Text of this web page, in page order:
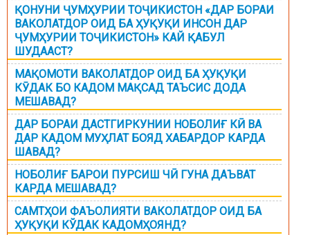
ҚОНУНИ ҶУМҲУРИИ ТОҶИКИСТОН «ДАР БОРАИ
ВАКОЛАТДОР ОИД БА ҲУҚУҚИ ИНСОН ДАР
ҶУМҲУРИИ ТОҶИКИСТОН» КАЙ ҚАБУЛ
ШУДААСТ?
МАҚОМОТИ ВАКОЛАТДОР ОИД БА ҲУҚУҚИ
КӮДАК БО КАДОМ МАҚСАД ТАЪСИС ДОДА
МЕШАВАД?
ДАР БОРАИ ДАСТГИРКУНИИ НОБОЛИҒ КӢ ВА
ДАР КАДОМ МУҲЛАТ БОЯД ХАБАРДОР КАРДА
ШАВАД?
НОБОЛИҒ БАРОИ ПУРСИШ ЧӢ ГУНА ДАЪВАТ
КАРДА МЕШАВАД?
САМТҲОИ ФАЪОЛИЯТИ ВАКОЛАТДОР ОИД БА
ҲУҚУҚИ КЎДАК КАДОМҲОЯНД?